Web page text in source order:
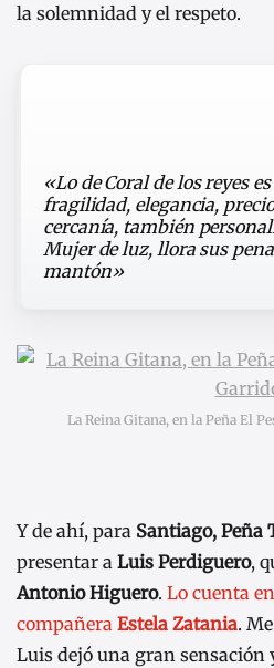
la solemnidad y el respeto.
«Lo de Coral de los reyes
fragilidad, elegancia,
cercanía, también
Mujer de luz, llora sus
mantón»
La Reina Gitana, en la Peña El
Y de ahí, para Santiago, Peña
presentar a Luis Perdiguero,
Antonio Higuero. Lo cuenta en
compañera Estela Zatania.
Luis dejó una gran